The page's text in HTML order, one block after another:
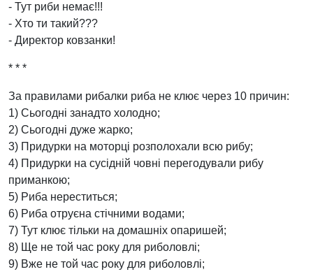
- Тут риби немає!!!
- Хто ти такий???
- Директор ковзанки!
* * *
За правилами рибалки риба не клює через 10 причин:
1) Сьогодні занадто холодно;
2) Сьогодні дуже жарко;
3) Придурки на моторці розполохали всю рибу;
4) Придурки на сусідній човні перегодували рибу
приманкою;
5) Риба нереститься;
6) Риба отруєна стічними водами;
7) Тут клює тільки на домашніх опаришей;
8) Ще не той час року для риболовлі;
9) Вже не той час року для риболовлі;